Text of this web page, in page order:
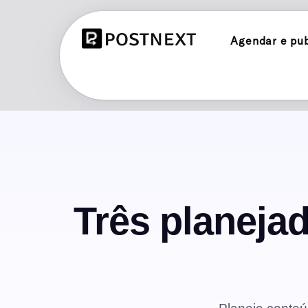
Agendar e
Agendar e publicar no Threads
Três